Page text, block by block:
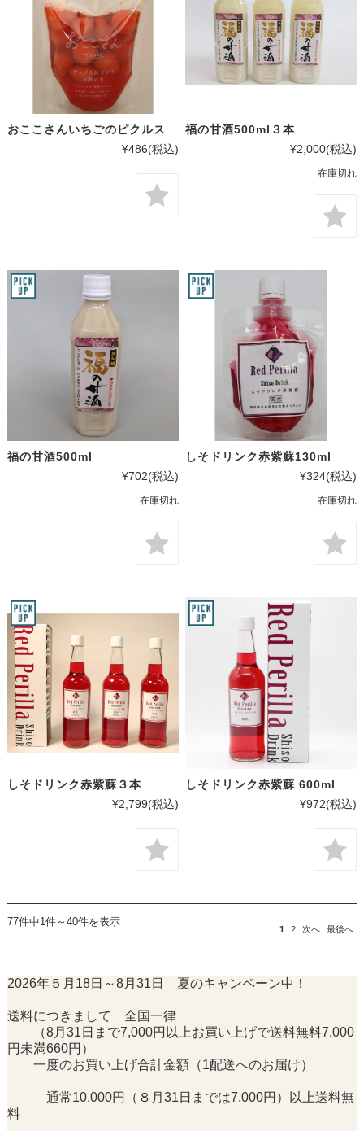
おここさんいちごのピクルス
¥486(税込)
福の甘酒500ml３本
¥2,000(税込)
在庫切れ
福の甘酒500ml
¥702(税込)
在庫切れ
しそドリンク赤紫蘇130ml
¥324(税込)
在庫切れ
しそドリンク赤紫蘇３本
¥2,799(税込)
しそドリンク赤紫蘇 600ml
¥972(税込)
77件中1件～40件を表示
1 2 次へ 最後へ
2026年５月18日～8月31日 夏のキャンペーン中！
送料につきまして 全国一律
（8月31日まで7,000円以上お買い上げで送料無料7,000
円未満660円）
一度のお買い上げ合計金額（1配送へのお届け）
通常10,000円（８月31日までは7,000円）以上送料無
料